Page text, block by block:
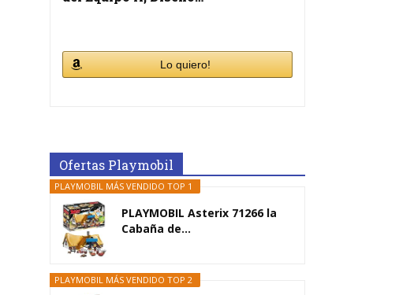
Lo quiero!
Ofertas Playmobil
PLAYMOBIL MÁS VENDIDO TOP 1
PLAYMOBIL Asterix 71266 la
Cabaña de...
PLAYMOBIL MÁS VENDIDO TOP 2